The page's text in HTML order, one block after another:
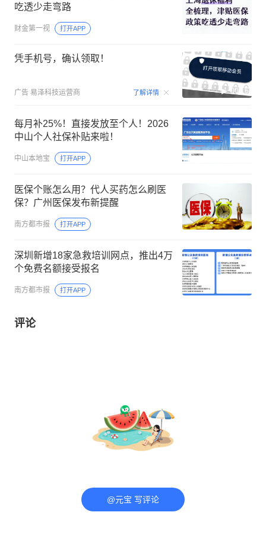
吃透少走弯路
财金第一视 打开APP
凭手机号，确认领取！
广告 易泽科技运营商 了解详情 00:15
每月补25%！直接发放至个人！2026
中山个人社保补贴来啦！
中山本地宝 打开APP
医保个账怎么用？代人买药怎么刷医
保？广州医保发布新提醒
南方都市报 打开APP
深圳新增18家急救培训网点，推出4万
个免费名额接受报名
南方都市报 打开APP
评论
@元宝 写评论